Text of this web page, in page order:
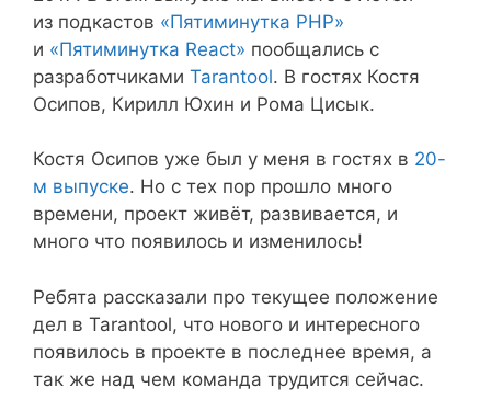
из подкастов «Пятиминутка PHP»
и «Пятиминутка React» пообщались с
разработчиками Tarantool. В гостях Костя
Осипов, Кирилл Юхин и Рома Цисык.
Костя Осипов уже был у меня в гостях в 20-
м выпуске. Но с тех пор прошло много
времени, проект живёт, развивается, и
много что появилось и изменилось!
Ребята рассказали про текущее положение
дел в Tarantool, что нового и интересного
появилось в проекте в последнее время, а
так же над чем команда трудится сейчас.